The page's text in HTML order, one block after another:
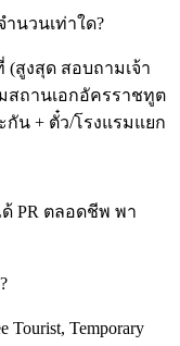
นวนเท่าใด?
(สูงสุด สอบถามเจ้า
สถานเอกอัครราชทูต
กัน + ตั๋ว/โรงแรมแยก
ด้ PR ตลอดชีพ พา
Tourist, Temporary